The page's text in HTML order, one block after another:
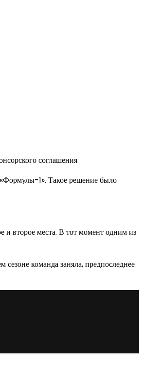
соглашения
1». Такое решение было
и второе места. В тот момент одним из
команда заняла, предпоследнее